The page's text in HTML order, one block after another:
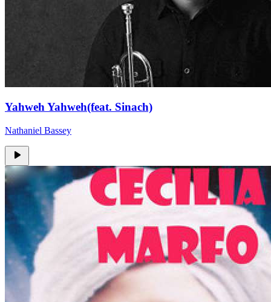
Yahweh Yahweh(feat. Sinach)
Nathaniel Bassey